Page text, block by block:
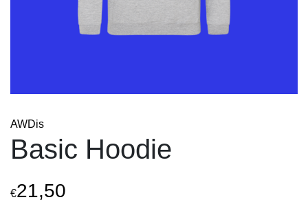
AWDis
Basic Hoodie
€21,50